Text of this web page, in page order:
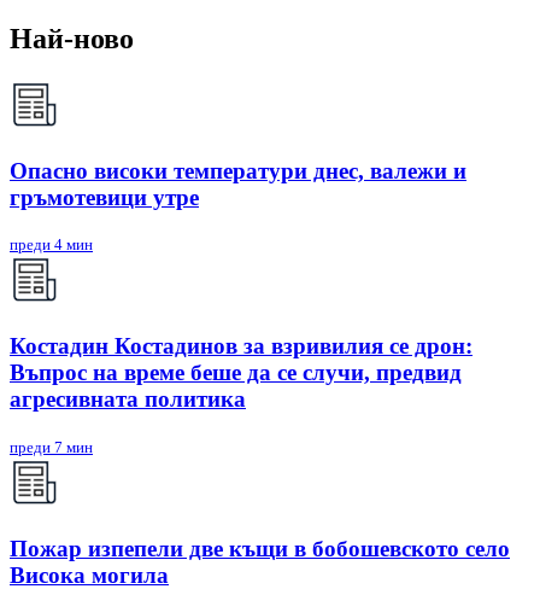
Най-ново
Опасно високи температури днес, валежи и
гръмотевици утре
преди 4 мин
Костадин Костадинов за взривилия се дрон:
Въпрос на време беше да се случи, предвид
агресивната политика
преди 7 мин
Пожар изпепели две къщи в бобошевското село
Висока могила